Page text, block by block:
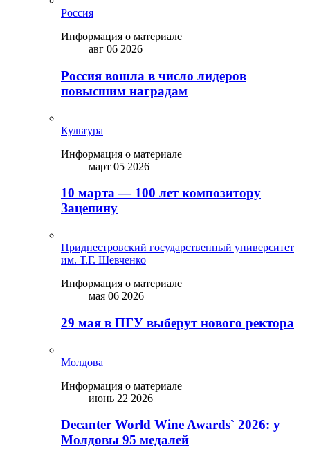
Россия
Информация о материале
авг 06 2026
Россия вошла в число лидеров
повысшим наградам
Культура
Информация о материале
март 05 2026
10 марта — 100 лет композитору
Зацепину
Приднестровский государственный университет
им. Т.Г. Шевченко
Информация о материале
мая 06 2026
29 мая в ПГУ выберут нового ректора
Молдова
Информация о материале
июнь 22 2026
Decanter World Wine Awards` 2026: у
Молдовы 95 медалей